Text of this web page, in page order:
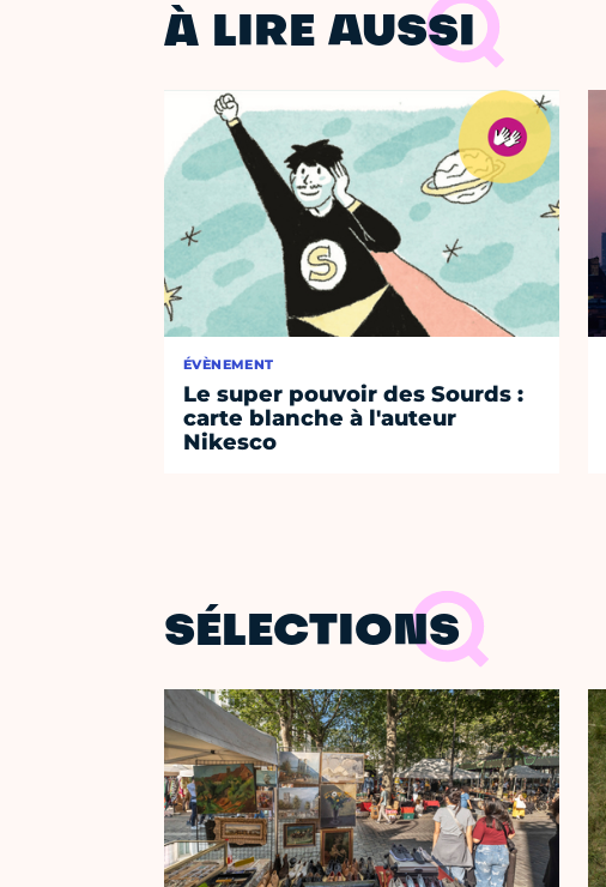
À LIRE AUSSI
ÉVÈNEMENT
Le super pouvoir des Sourds :
carte blanche à l'auteur
Nikesco
SÉLECTIONS